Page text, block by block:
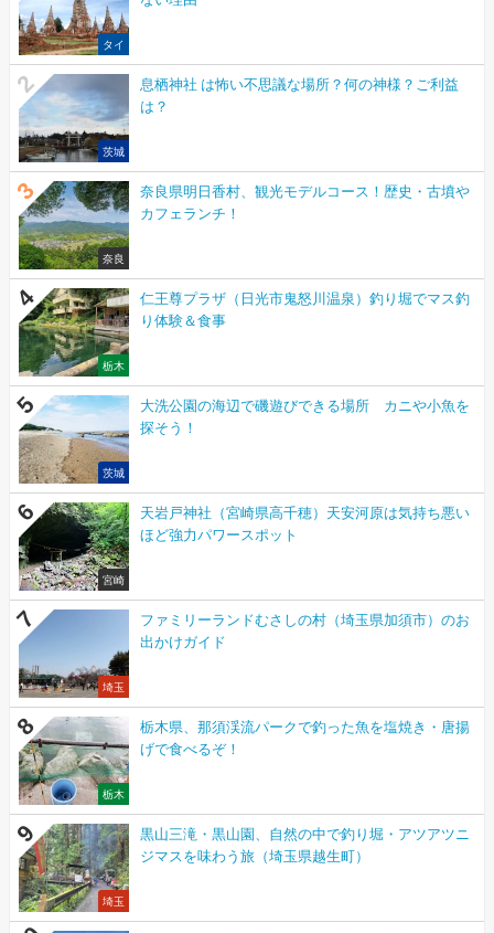
タイ
茨城
息栖神社 は怖い不思議な場所？何の神様？ご利益
は？
奈良
奈良県明日香村、観光モデルコース！歴史・古墳や
カフェランチ！
栃木
仁王尊プラザ（日光市鬼怒川温泉）釣り堀でマス釣
り体験＆食事
茨城
大洗公園の海辺で磯遊びできる場所 カニや小魚を
探そう！
宮崎
天岩戸神社（宮崎県高千穂）天安河原は気持ち悪い
ほど強力パワースポット
埼玉
ファミリーランドむさしの村（埼玉県加須市）のお
出かけガイド
栃木
栃木県、那須渓流パークで釣った魚を塩焼き・唐揚
げで食べるぞ！
埼玉
黒山三滝・黒山園、自然の中で釣り堀・アツアツニ
ジマスを味わう旅（埼玉県越生町）